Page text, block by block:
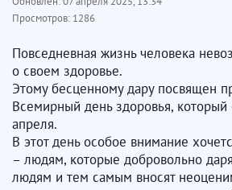
Просмотров: 1286
Повседневная жизнь человека
о своем здоровье.
Этому бесценному дару посвящен
Всемирный день здоровья,
апреля.
В этот день особое внимание
– людям, которые добровольно
людям и тем самым вносят